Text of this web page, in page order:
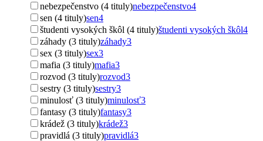
nebezpečenstvo (4 tituly)nebezpečenstvo4
sen (4 tituly)sen4
študenti vysokých škôl (4 tituly)študenti vysokých škôl4
záhady (3 tituly)záhady3
sex (3 tituly)sex3
mafia (3 tituly)mafia3
rozvod (3 tituly)rozvod3
sestry (3 tituly)sestry3
minulosť (3 tituly)minulosť3
fantasy (3 tituly)fantasy3
krádež (3 tituly)krádež3
pravidlá (3 tituly)pravidlá3